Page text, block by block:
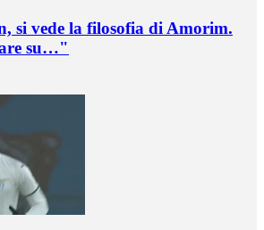
si vede la filosofia di Amorim.
su…"